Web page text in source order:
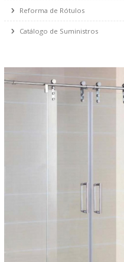
Reforma de Pintura y
Reforma de Aire
Reformas de Toldos